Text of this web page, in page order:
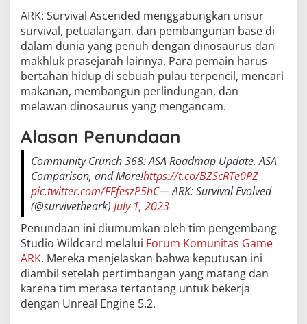
ARK: Survival Ascended menggabungkan unsur
survival, petualangan, dan pembangunan base di
dalam dunia yang penuh dengan dinosaurus dan
makhluk prasejarah lainnya. Para pemain harus
bertahan hidup di sebuah pulau terpencil, mencari
makanan, membangun perlindungan, dan
melawan dinosaurus yang mengancam.
Alasan Penundaan
Community Crunch 368: ASA Roadmap Update, ASA
Comparison, and More!https://t.co/BZScRTe0PZ
pic.twitter.com/FFfeszP5hC— ARK: Survival Evolved
(@survivetheark) July 1, 2023
Penundaan ini diumumkan oleh tim pengembang
Studio Wildcard melalui Forum Komunitas Game
ARK. Mereka menjelaskan bahwa keputusan ini
diambil setelah pertimbangan yang matang dan
karena tim merasa tertantang untuk bekerja
dengan Unreal Engine 5.2.